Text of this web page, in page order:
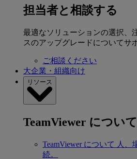
担当者と相談する
最適なソリューションの選択、
スのアップグレードについてサ
ご相談ください
大企業・組織向け
リソース
TeamViewer につい
TeamViewer について 人、
続。